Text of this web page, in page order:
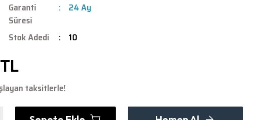
Garanti
Süresi
24 Ay
Stok Adedi 10
taksitlerle!